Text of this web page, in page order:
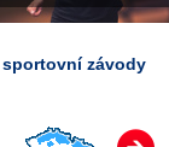
závody